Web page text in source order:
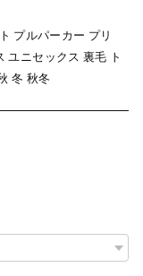
プルパーカー プリ
ユニセックス 裏毛 ト
冬 秋冬